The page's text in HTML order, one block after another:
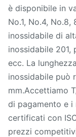
è disponibile in
No.1, No.4,
inossidabile di
inossidabile 201,
ecc. La
inossidabile può
mm.Accettiamo
di pagamento e
certificati con
prezzi